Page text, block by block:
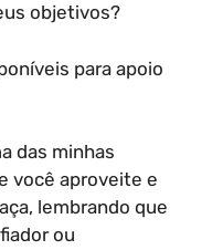
objetivos?
para apoio
das minhas
você aproveite e
lembrando que
ou